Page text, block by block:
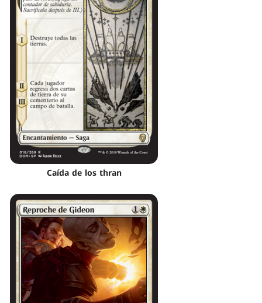
Caída de los thran